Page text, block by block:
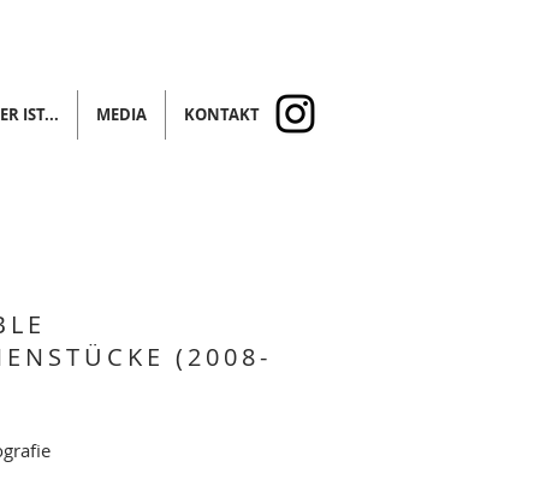
IST... MEDIA KONTAKT
(2008-